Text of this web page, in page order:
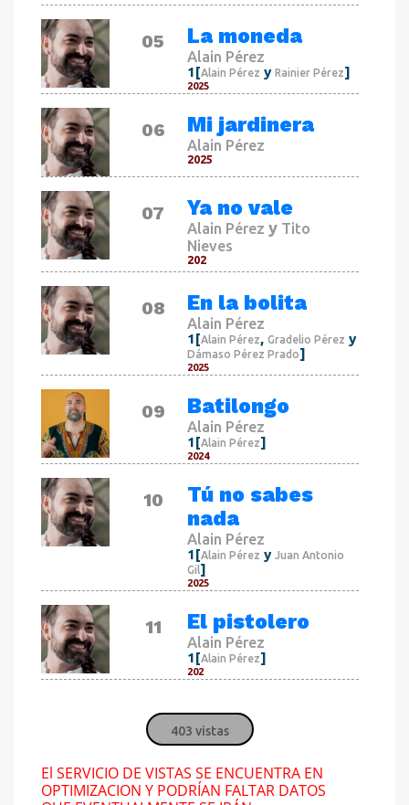
05 La moneda
Alain Pérez
1[Alain Pérez y Rainier Pérez]
2025
06 Mi jardinera
Alain Pérez
2025
07 Ya no vale
Alain Pérez y Tito
Nieves
202
08 En la bolita
Alain Pérez
1[Alain Pérez, Gradelio Pérez y
Dámaso Pérez Prado]
2025
09 Batilongo
Alain Pérez
1[Alain Pérez]
2024
10
Tú no sabes
nada
Alain Pérez
1[Alain Pérez y Juan Antonio
Gil]
2025
11 El pistolero
Alain Pérez
1[Alain Pérez]
202
403 vistas
El SERVICIO DE VISTAS SE ENCUENTRA EN
OPTIMIZACION Y PODRÍAN FALTAR DATOS